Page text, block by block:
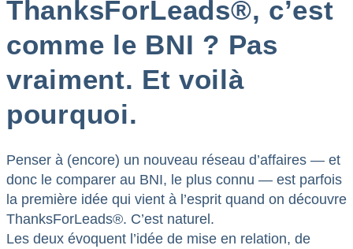
ThanksForLeads®, c’est
comme le BNI ? Pas
vraiment. Et voilà
pourquoi.
Penser à (encore) un nouveau réseau d’affaires — et
donc le comparer au BNI, le plus connu — est parfois
la première idée qui vient à l’esprit quand on découvre
ThanksForLeads®. C’est naturel.
Les deux évoquent l’idée de mise en relation, de